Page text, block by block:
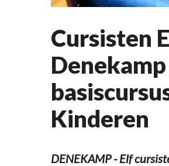
Cursisten
Kinderen
DENEKAMP - Elf